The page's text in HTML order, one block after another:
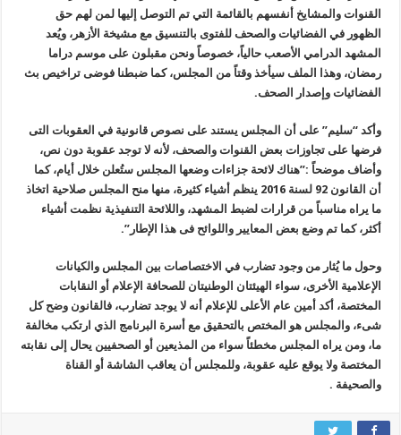
القنوات والمشايخ أنفسهم بالقائمة التي تم التوصل إليها لمن لهم حق
الظهور في الفضائيات والصحف للفتوى بالتنسيق مع مشيخة الأزهر، ويُعد
المشهد الدرامي الأصعب حالياً، خصوصاً ونحن مقبلون على موسم دراما
رمضان، وهذا الملف سيأخذ وقتاً من المجلس، كما ضبطنا فوضى تراخيص بث
الفضائيات وإصدار الصحف.
وأكد “سليم” على أن المجلس يستند على نصوص قانونية في العقوبات التى
فرضها على تجاوزات بعض القنوات والصحف، لأنه لا توجد عقوبة دون نص،
وأضاف موضحاً :”هناك لائحة جزاءات وضعها المجلس ستُعلن خلال أيام، كما
أن القانون 92 لسنة 2016 ينظم أشياء كثيرة، منها منح المجلس صلاحية اتخاذ
ما يراه مناسباً من قرارات لضبط المشهد، واللائحة التنفيذية نظمت أشياء
أكثر، كما تم وضع بعض المعايير واللوائح فى هذا الإطار”.
وحول ما يُثار من وجود تضارب في الاختصاصات بين المجلس والكيانات
الإعلامية الأخرى، سواء الهيئتان الوطنيتان للصحافة الإعلام أو النقابات
المختصة، أكد أمين عام الأعلى للإعلام أنه لا يوجد تضارب، فالقانون وضح كل
شىء، والمجلس هو المختص بالتحقيق مع أسرة البرنامج الذي ارتكب مخالفة
ما، ومن يراه المجلس مخطئاً سواء من المذيعين أو الصحفيين يحال إلى نقابته
المختصة ولا يوقع عليه عقوبة، وللمجلس أن يعاقب الشاشة أو القناة
والصحيفة .